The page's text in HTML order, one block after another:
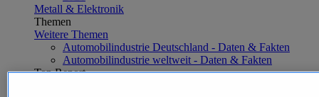
Metall & Elektronik
Themen
Weitere Themen
Automobilindustrie Deutschland - Daten & Fakten
Automobilindustrie weltweit - Daten & Fakten
Top Report